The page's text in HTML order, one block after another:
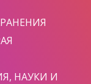
НАУКИ И